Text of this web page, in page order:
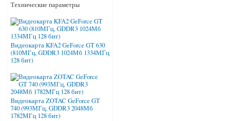
Технические параметры
Видеокарта KFA2 GeForce GT 630
(810МГц, GDDR3 1024Мб 1334МГц
128 бит)
Видеокарта ZOTAC GeForce GT
740 (993МГц, GDDR3 2048Мб
1782МГц 128 бит)